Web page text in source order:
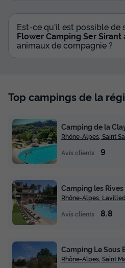
Terrasse semi-couverte Accès
Lave-vaisselle
+ 5
du 12/09/2026au19/09/
Meilleur prix pour 7 nuits
Modifier les dates
Voir les
Est-ce qu'il est possible de
Flower Camping Ser Sirant
animaux de compagnie ?
Top campings de la
Camping de la
Rhône-Alpes, Saint
Avis clients
9
Camping les
Rhône-Alpes,
Avis clients
8.8
Camping Le Sous
Rhône-Alpes, Saint